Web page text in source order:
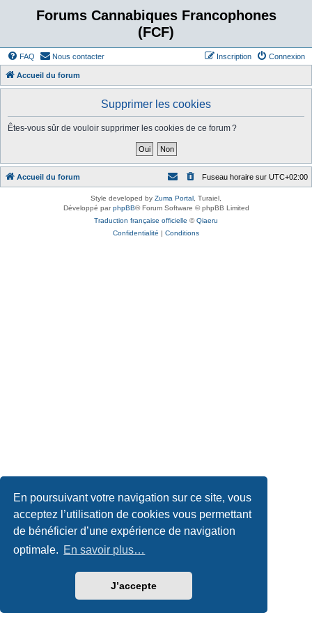
En poursuivant votre navigation sur ce site, vous
acceptez l’utilisation de cookies vous permettant
de bénéficier d’une expérience de navigation
optimale. En savoir plus…
J’accepte
Forums Cannabiques Francophones
(FCF)
FAQ Nous contacter Connexion
Inscription
Accueil du forum
Supprimer les cookies
Êtes-vous sûr de vouloir supprimer les cookies de ce forum ?
Accueil du forum Fuseau horaire sur UTC+02:00
Style developed by Zuma Portal , Turaiel,
Développé parphpBB® Forum Software © phpBB Limited
Traduction française officielle ©Qiaeru
Confidentialité | Conditions